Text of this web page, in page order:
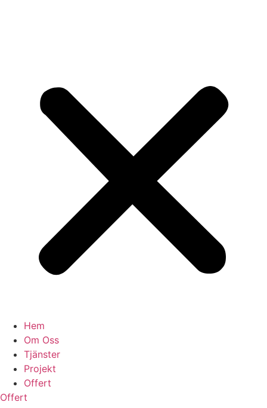
Hem
Om Oss
Tjänster
Projekt
Offert
Offert